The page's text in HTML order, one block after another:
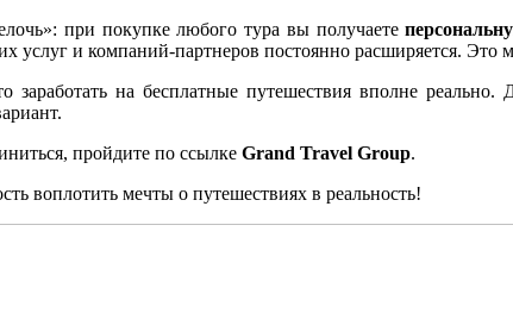
при покупке любого тура вы получаете
услуг и компаний-партнеров постоянно расширяется.
заработать на бесплатные путешествия вполне
пройдите по ссылке Grand Travel Group.
воплотить мечты о путешествиях в реальность!